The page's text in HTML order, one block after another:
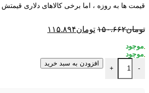
قیمت ها به روزه ، اما برخی کالاهای دلاری
تومان۱۵۰.۶۶۲ تومان۱۱۵.۸۹۴
-
+
افزودن به سبد خرید